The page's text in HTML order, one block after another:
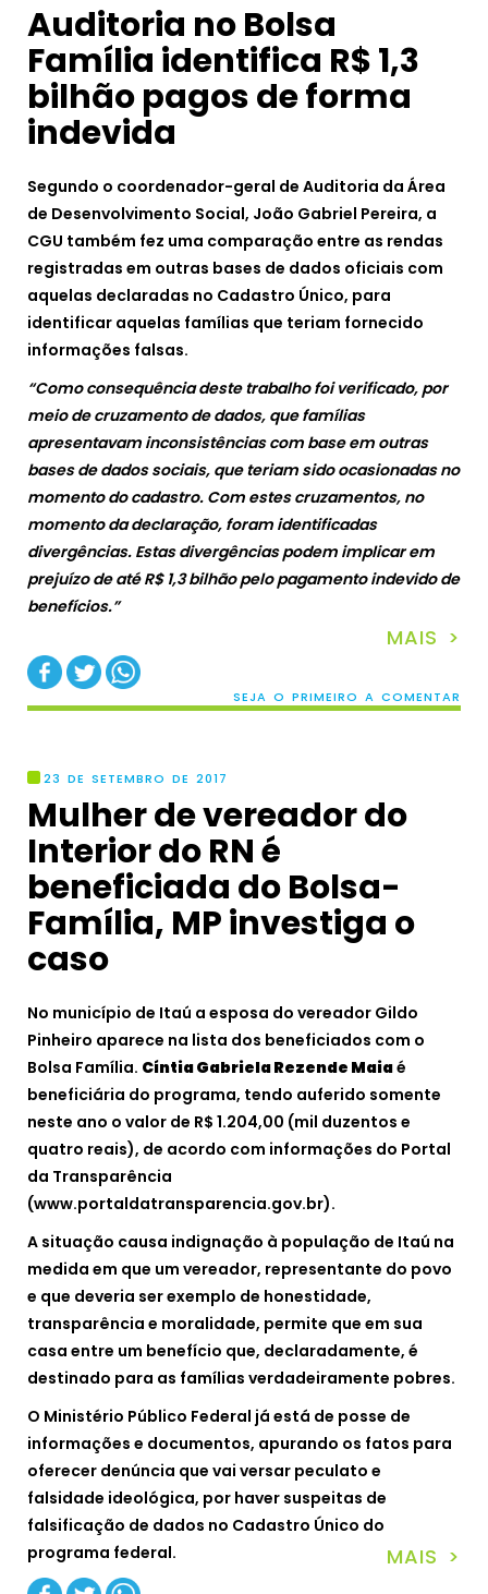
Auditoria no Bolsa
Família identifica R$ 1,3
bilhão pagos de forma
indevida
Segundo o coordenador-geral de Auditoria da Área
de Desenvolvimento Social, João Gabriel Pereira, a
CGU também fez uma comparação entre as rendas
registradas em outras bases de dados oficiais com
aquelas declaradas no Cadastro Único, para
identificar aquelas famílias que teriam fornecido
informações falsas.
“Como consequência deste trabalho foi verificado, por
meio de cruzamento de dados, que famílias
apresentavam inconsistências com base em outras
bases de dados sociais, que teriam sido ocasionadas no
momento do cadastro. Com estes cruzamentos, no
momento da declaração, foram identificadas
divergências. Estas divergências podem implicar em
prejuízo de até R$ 1,3 bilhão pelo pagamento indevido de
benefícios.”
MAIS >
SEJA O PRIMEIRO A COMENTAR
23 DE SETEMBRO DE 2017
Mulher de vereador do
Interior do RN é
beneficiada do Bolsa-
Família, MP investiga o
caso
No município de Itaú a esposa do vereador Gildo
Pinheiro aparece na lista dos beneficiados com o
Bolsa Família. Cíntia Gabriela Rezende Maiaé
beneficiária do programa, tendo auferido somente
neste ano o valor de R$ 1.204,00 (mil duzentos e
quatro reais), de acordo com informações do Portal
da Transparência
(www.portaldatransparencia.gov.br).
A situação causa indignação à população de Itaú na
medida em que um vereador, representante do povo
e que deveria ser exemplo de honestidade,
transparência e moralidade, permite que em sua
casa entre um benefício que, declaradamente, é
destinado para as famílias verdadeiramente pobres.
O Ministério Público Federal já está de posse de
informações e documentos, apurando os fatos para
oferecer denúncia que vai versar peculato e
falsidade ideológica, por haver suspeitas de
falsificação de dados no Cadastro Único do
programa federal.
MAIS >